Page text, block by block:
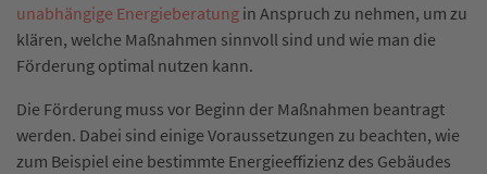
unabhängige Energieberatung in Anspruch zu nehmen, um zu
klären, welche Maßnahmen sinnvoll sind und wie man die
Förderung optimal nutzen kann.
Die Förderung muss vor Beginn der Maßnahmen beantragt
werden. Dabei sind einige Voraussetzungen zu beachten, wie
zum Beispiel eine bestimmte Energieeffizienz des Gebäudes